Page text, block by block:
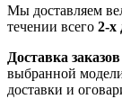
Мы доставляем
течении всего 2-х
Доставка
выбранной
доставки и